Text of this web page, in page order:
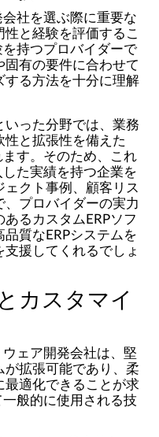
社を選ぶ際に重要な
と経験を評価するこ
を持つプロバイダーで
有の要件に合わせて
する方法を十分に理解
った分野では、業務
と拡張性を備えた
ます。そのため、これ
た実績を持つ企業を
クト事例、顧客リス
、プロバイダーの実力
るカスタムERPソフ
品質なERPシステムを
援してくれるでしょ
カスタマイ
ェア開発会社は、堅
拡張可能であり、柔
最適化できることが求
般的に使用される技